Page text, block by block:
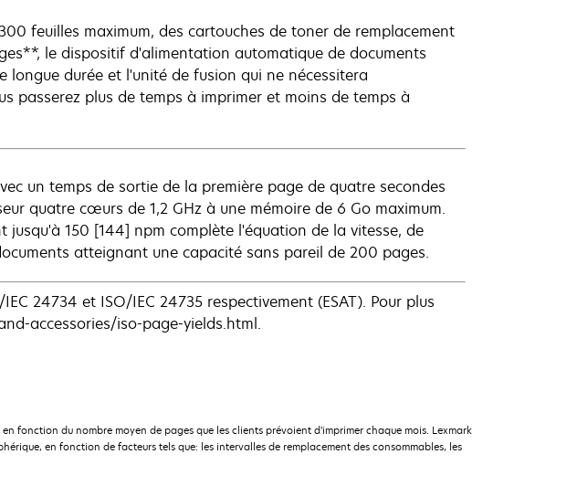
feuilles maximum, des cartouches de toner de remplacement
le dispositif d'alimentation automatique de documents
durée et l'unité de fusion qui ne nécessitera
passerez plus de temps à imprimer et moins de temps à
un temps de sortie de la première page de quatre secondes
quatre cœurs de 1,2 GHz à une mémoire de 6 Go maximum.
150 [144] npm complète l'équation de la vitesse, de
atteignant une capacité sans pareil de 200 pages.
24734 et ISO/IEC 24735 respectivement (ESAT). Pour plus
accessories/iso-page-yields.html.
fonction du nombre moyen de pages que les clients prévoient d’imprimer chaque mois. Lexmark
en fonction de facteurs tels que: les intervalles de remplacement des consommables, les